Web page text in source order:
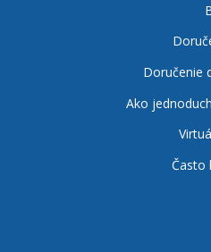
Doručenie
Ako
Často